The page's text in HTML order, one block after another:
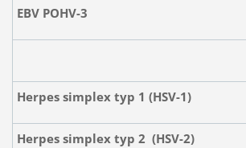
EBV POHV-3
Herpes simplex typ 1 (HSV-1)
Herpes simplex typ 2 (HSV-2)